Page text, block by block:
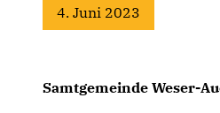
4. Juni 2023
Samtgemeinde Weser-